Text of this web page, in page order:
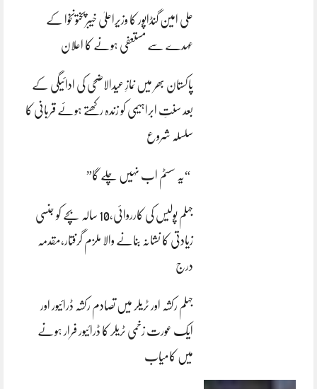
علی امین گنڈاپور کا وزیراعلیٰ خیبرپختونخوا کے
عہدے سے مستعفی ہونے کا اعلان
پاکستان بھر میں نمازِ عیدالاضحی کی ادائیگی کے
بعد سنتِ ابراہیمی کو زندہ رکھتے ہوئے قربانی کا
سلسلہ شروع
“یہ سسٹم اب نہیں چلے گا”
جہلم پولیس کی کارروائی،10 سالہ بچے کو جنسی
زیادتی کا نشانہ بنانے والا ملزم گرفتار،مقدمہ
درج
جہلم رکشہ اور ٹریلر میں تصادم رکشہ ڈرائیور اور
ایک عورت زخمی ٹریلر کا ڈرائیور فرار ہونے
میں کامیاب